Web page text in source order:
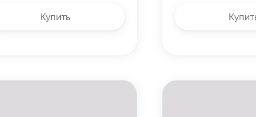
Купить